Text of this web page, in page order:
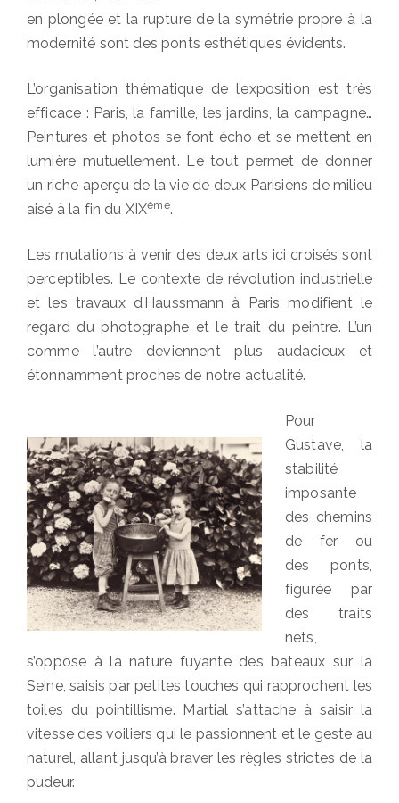
en plongée et la rupture de la symétrie propre à la
modernité sont des ponts esthétiques évidents.
L’organisation thématique de l’exposition est très
efficace : Paris, la famille, les jardins, la campagne…
Peintures et photos se font écho et se mettent en
lumière mutuellement. Le tout permet de donner
un riche aperçu de la vie de deux Parisiens de milieu
aisé à la fin du XIXème.
Les mutations à venir des deux arts ici croisés sont
perceptibles. Le contexte de révolution industrielle
et les travaux d’Haussmann à Paris modifient le
regard du photographe et le trait du peintre. L’un
comme l’autre deviennent plus audacieux et
étonnamment proches de notre actualité.
Pour
Gustave, la
stabilité
imposante
des chemins
de fer ou
des ponts,
figurée par
des traits
nets,
s’oppose à la nature fuyante des bateaux sur la
Seine, saisis par petites touches qui rapprochent les
toiles du pointillisme. Martial s’attache à saisir la
vitesse des voiliers qui le passionnent et le geste au
naturel, allant jusqu’à braver les règles strictes de la
pudeur.